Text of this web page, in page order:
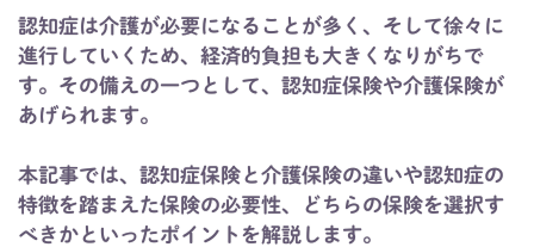
認知症は介護が必要になることが多く、そして徐々に
進行していくため、経済的負担も大きくなりがちで
す。その備えの一つとして、認知症保険や介護保険が
あげられます。
本記事では、認知症保険と介護保険の違いや認知症の
特徴を踏まえた保険の必要性、どちらの保険を選択す
べきかといったポイントを解説します。